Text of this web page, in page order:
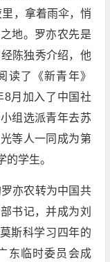
，拿着雨伞，悄
地。罗亦农先是
陈独秀介绍，他
读了《新青年》
8月加入了中国社
组选派青年去苏
等人一同成为第
学生。
亦农转为中国共
书记，并成为刘
斯科学习四年的
东临时委员会成